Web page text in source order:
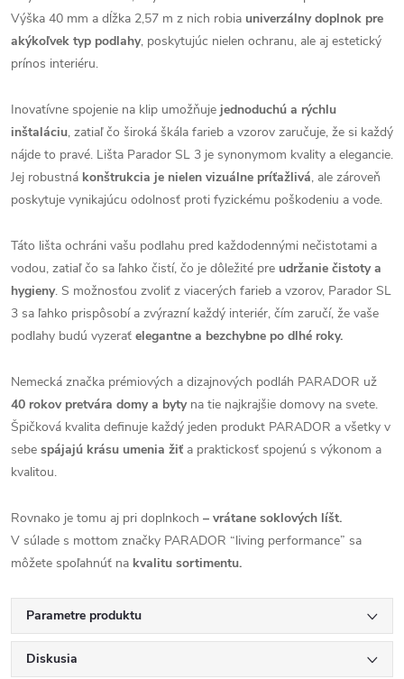
Výška 40 mm a dĺžka 2,57 m z nich robia univerzálny doplnok pre
akýkoľvek typ podlahy, poskytujúc nielen ochranu, ale aj estetický
prínos interiéru.
Inovatívne spojenie na klip umožňuje jednoduchú a rýchlu
inštaláciu, zatiaľ čo široká škála farieb a vzorov zaručuje, že si každý
nájde to pravé. Lišta Parador SL 3 je synonymom kvality a elegancie.
Jej robustná konštrukcia je nielen vizuálne príťažlivá, ale zároveň
poskytuje vynikajúcu odolnosť proti fyzickému poškodeniu a vode.
Táto lišta ochráni vašu podlahu pred každodennými nečistotami a
vodou, zatiaľ čo sa ľahko čistí, čo je dôležité pre udržanie čistoty a
hygieny. S možnosťou zvoliť z viacerých farieb a vzorov, Parador SL
3 sa ľahko prispôsobí a zvýrazní každý interiér, čím zaručí, že vaše
podlahy budú vyzerať elegantne a bezchybne po dlhé roky.
Nemecká značka prémiových a dizajnových podláh PARADOR už
40 rokov pretvára domy a byty na tie najkrajšie domovy na svete.
Špičková kvalita definuje každý jeden produkt PARADOR a všetky v
sebe spájajú krásu umenia žiť a praktickosť spojenú s výkonom a
kvalitou.
Rovnako je tomu aj pri doplnkoch – vrátane soklových líšt.
V súlade s mottom značky PARADOR “living performance” sa
môžete spoľahnúť na kvalitu sortimentu.
Parametre produktu
Diskusia